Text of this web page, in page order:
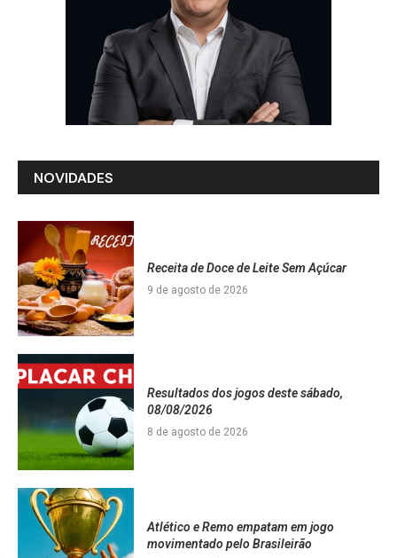
NOVIDADES
Receita de Doce de Leite Sem Açúcar
9 de agosto de 2026
Resultados dos jogos deste sábado,
08/08/2026
8 de agosto de 2026
Atlético e Remo empatam em jogo
movimentado pelo Brasileirão